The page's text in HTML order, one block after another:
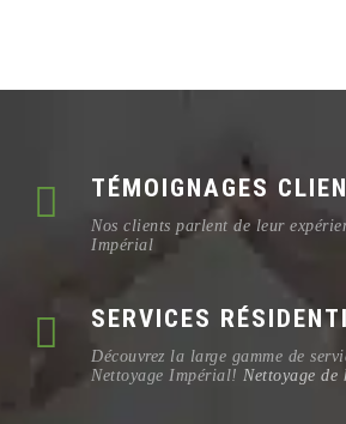
TÉMOIGNAGES
Nos clients parlent de leur
Impérial
SERVICES
Découvrez la large gamme de
Nettoyage Impérial! Nettoyage de